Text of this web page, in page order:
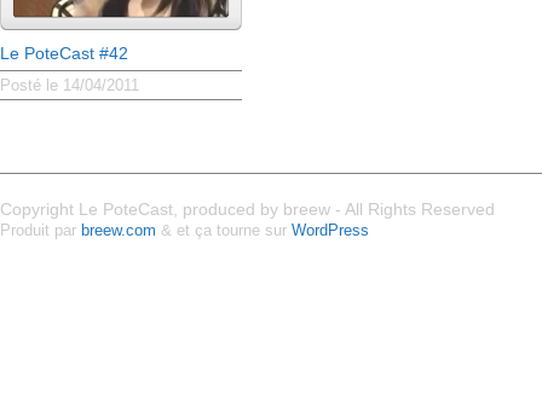
Le PoteCast #42
Posté le 14/04/2011
Copyright Le PoteCast, produced by breew - All Rights Reserved
Produit par breew.com & et ça tourne sur WordPress